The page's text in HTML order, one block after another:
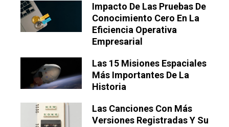
Impacto De Las Pruebas De
Conocimiento Cero En La
Eficiencia Operativa
Empresarial
Las 15 Misiones Espaciales
Más Importantes De La
Historia
Las Canciones Con Más
Versiones Registradas Y Su